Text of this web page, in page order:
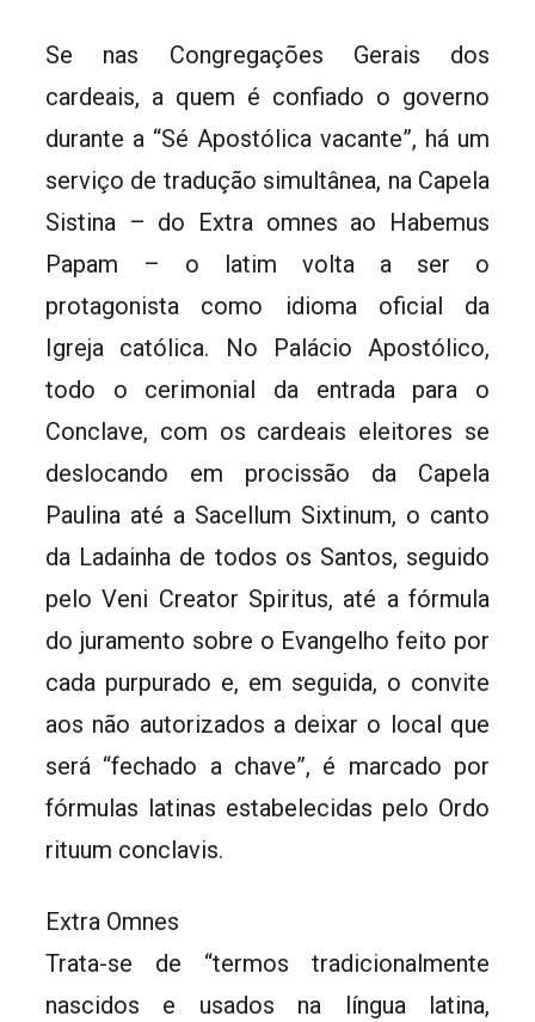
Se nas Congregações Gerais dos
cardeais, a quem é confiado o governo
durante a “Sé Apostólica vacante”, há um
serviço de tradução simultânea, na Capela
Sistina – do Extra omnes ao Habemus
Papam – o latim volta a ser o
protagonista como idioma oficial da
Igreja católica. No Palácio Apostólico,
todo o cerimonial da entrada para o
Conclave, com os cardeais eleitores se
deslocando em procissão da Capela
Paulina até a Sacellum Sixtinum, o canto
da Ladainha de todos os Santos, seguido
pelo Veni Creator Spiritus, até a fórmula
do juramento sobre o Evangelho feito por
cada purpurado e, em seguida, o convite
aos não autorizados a deixar o local que
será “fechado a chave”, é marcado por
fórmulas latinas estabelecidas pelo Ordo
rituum conclavis.
Extra Omnes
Trata-se de “termos tradicionalmente
nascidos e usados na língua latina,